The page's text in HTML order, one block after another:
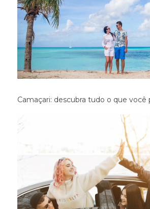
Camaçari: descubra tudo o que você